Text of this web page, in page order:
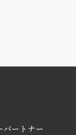
パートナー